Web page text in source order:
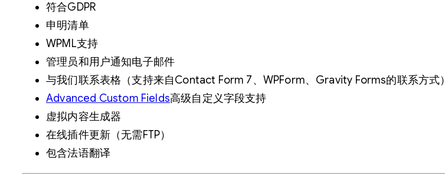
符合GDPR
申明清单
WPML支持
管理员和用户通知电子邮件
与我们联系表格（支持来自Contact Form 7、WPForm、Gravity Forms的联系方式）
Advanced Custom Fields高级自定义字段支持
虚拟内容生成器
在线插件更新（无需FTP）
包含法语翻译